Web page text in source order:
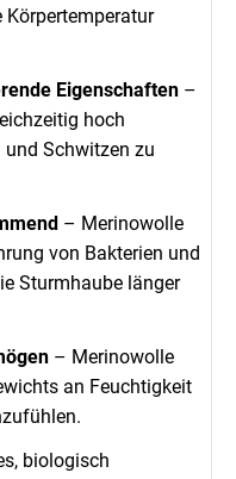
Eigenschaften –
hoch
Schwitzen zu
– Merinowolle
von Bakterien und
Sturmhaube länger
– Merinowolle
an Feuchtigkeit
biologisch